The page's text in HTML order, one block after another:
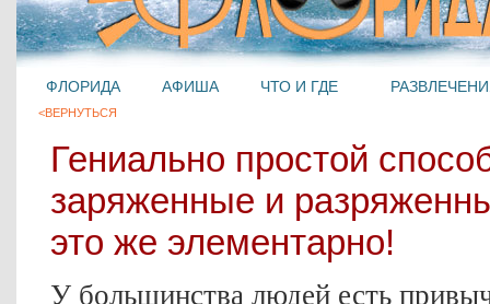
ФЛОРИДА АФИША ЧТО И ГДЕ
<ВЕРНУТЬСЯ
Гениально простой
заряженные и
это же элементарно!
У большинства людей есть